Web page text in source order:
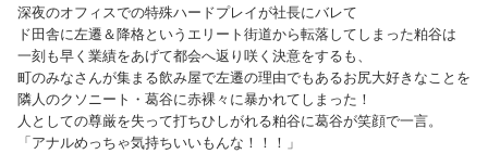
深夜のオフィスでの特殊ハードプレイが社長にバレて
ド田舎に左遷＆降格というエリート街道から転落してしまった粕谷は
一刻も早く業績をあげて都会へ返り咲く決意をするも、
町のみなさんが集まる飲み屋で左遷の理由でもあるお尻大好きなことを
隣人のクソニート・葛谷に赤裸々に暴かれてしまった！
人としての尊厳を失って打ちひしがれる粕谷に葛谷が笑顔で一言。
「アナルめっちゃ気持ちいいもんな！！！」